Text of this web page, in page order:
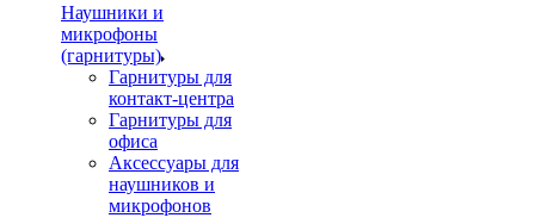
Наушники и
микрофоны
(гарнитуры)
Гарнитуры для
контакт-центра
Гарнитуры для
офиса
Аксессуары для
наушников и
микрофонов